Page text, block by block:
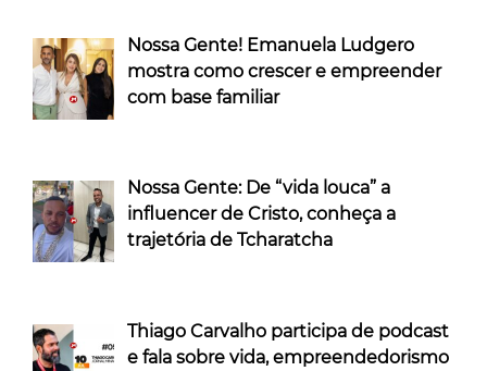
Nossa Gente! Emanuela Ludgero
mostra como crescer e empreender
com base familiar
Nossa Gente: De “vida louca” a
influencer de Cristo, conheça a
trajetória de Tcharatcha
Thiago Carvalho participa de podcast
e fala sobre vida, empreendedorismo